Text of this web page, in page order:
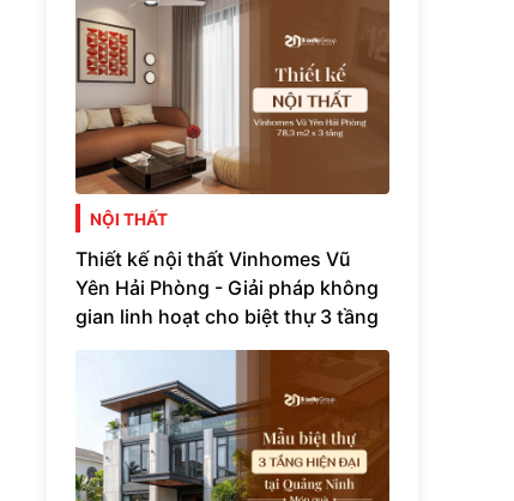
NỘI THẤT
Thiết kế nội thất Vinhomes Vũ
Yên Hải Phòng - Giải pháp không
gian linh hoạt cho biệt thự 3 tầng